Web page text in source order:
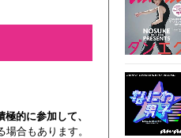
的に参加して、
合もあります。